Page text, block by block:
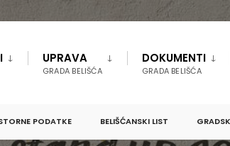
UPRAVA
GRADA BELIŠĆA
DOKUMENTI
GRADA BELIŠĆA
PODATKE BELIŠĆANSKI LIST